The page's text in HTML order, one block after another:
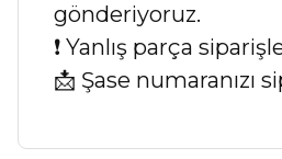
gönderiyoruz.
❗ Yanlış parça
📩 Şase